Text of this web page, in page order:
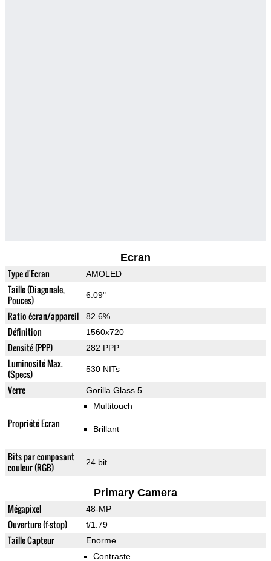
Ecran
Type d'Ecran AMOLED
Taille (Diagonale,
Pouces)
6.09"
Ratio écran/appareil 82.6%
Définition 1560x720
Densité (PPP) 282 PPP
Luminosité Max.
(Specs)
530 NITs
Verre Gorilla Glass 5
Propriété Ecran
Multitouch
Brillant
Bits par composant
couleur (RGB)
24 bit
Primary Camera
Mégapixel 48-MP
Ouverture (f-stop) f/1.79
Taille Capteur Enorme
Contraste